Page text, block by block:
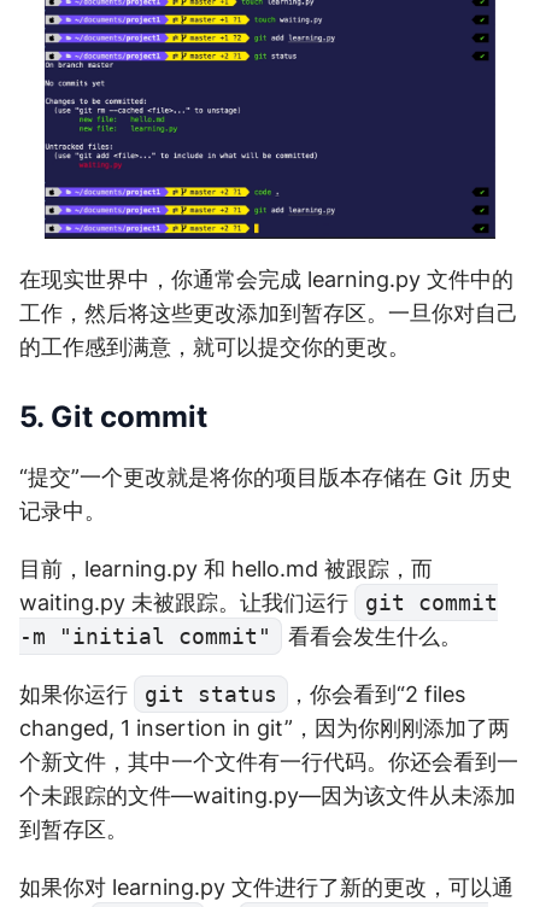
在现实世界中，你通常会完成 learning.py 文件中的
工作，然后将这些更改添加到暂存区。一旦你对自己
的工作感到满意，就可以提交你的更改。
5. Git commit
“提交”一个更改就是将你的项目版本存储在 Git 历史
记录中。
目前，learning.py 和 hello.md 被跟踪，而
waiting.py 未被跟踪。让我们运行
git commit
-m "initial commit"
看看会发生什么。
如果你运行 git status
，你会看到“2 files
changed, 1 insertion in git”，因为你刚刚添加了两
个新文件，其中一个文件有一行代码。你还会看到一
个未跟踪的文件—waiting.py—因为该文件从未添加
到暂存区。
如果你对 learning.py 文件进行了新的更改，可以通